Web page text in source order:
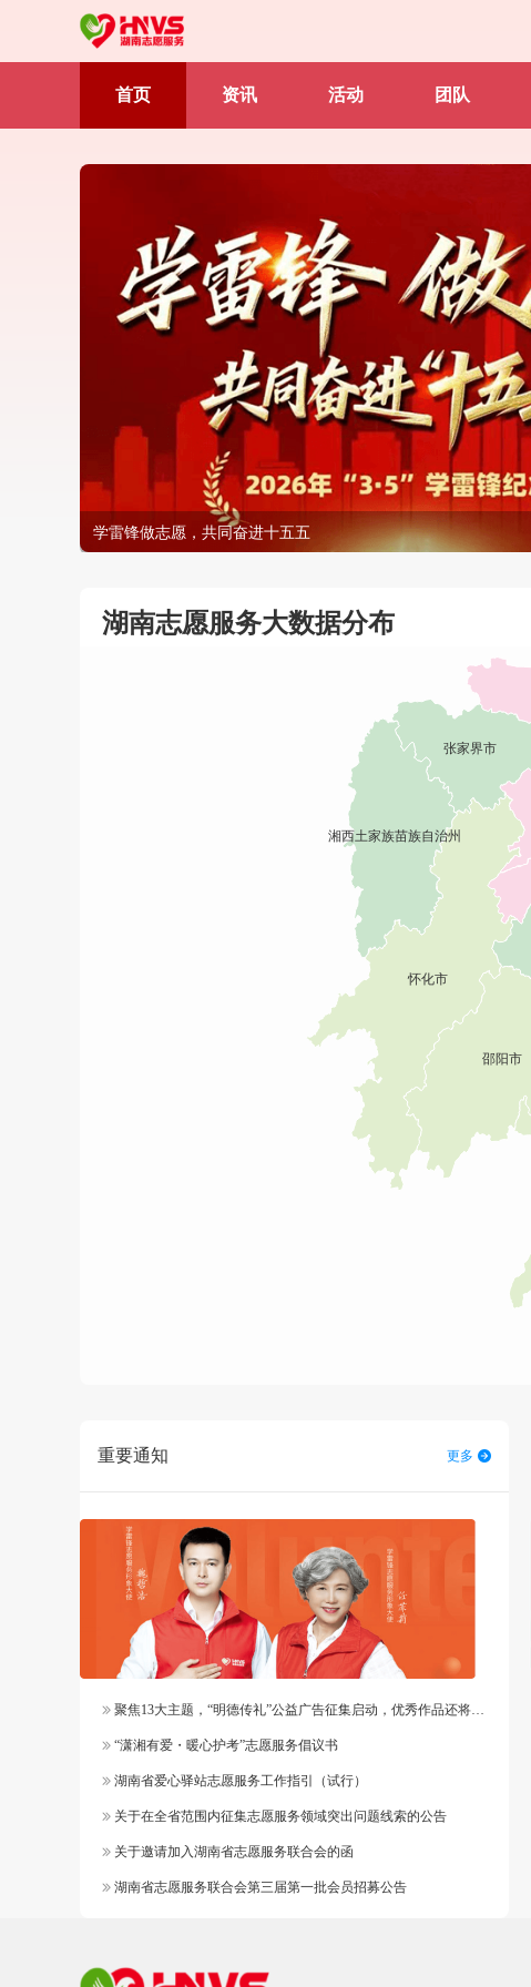
首页 资讯 活动 团队
学雷锋做志愿，共同奋进十五五
湖南志愿服务大数据分布
重要通知 更多
聚焦13大主题，“明德传礼”公益广告征集启动，优秀作品还将纳入官方作品库
“潇湘有爱・暖心护考”志愿服务倡议书
湖南省爱心驿站志愿服务工作指引（试行）
关于在全省范围内征集志愿服务领域突出问题线索的公告
关于邀请加入湖南省志愿服务联合会的函
湖南省志愿服务联合会第三届第一批会员招募公告